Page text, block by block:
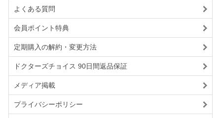
よくある質問
会員ポイント特典
定期購入の解約・変更方法
ドクターズチョイス 90日間返品保証
メディア掲載
プライバシーポリシー